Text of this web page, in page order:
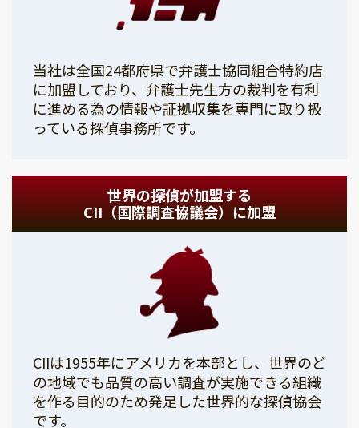
当社は全国24都府県で弁護士協同組合特約店
に加盟しており、弁護士先生方の裁判を有利
に進める為の情報や証拠収集を専門に取り扱
っている探偵事務所です。
世界の探偵が加盟する
CII（国際調査協議会）に加盟
CIIは1955年にアメリカを本部とし、世界のど
の地域でも品質の高い調査が実施できる組織
を作る目的のため発足した世界的な探偵協会
です。